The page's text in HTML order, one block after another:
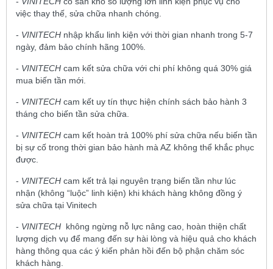
việc thay thế, sửa chữa nhanh chóng.
- VINITECH nhập khẩu linh kiện với thời gian nhanh trong 5-7
ngày, đảm bảo chính hãng 100%.
- VINITECH cam kết sửa chữa với chi phí không quá 30% giá
mua biến tần mới.
- VINITECH cam kết uy tín thực hiện chính sách bảo hành 3
tháng cho biến tần sửa chữa.
- VINITECH cam kết hoàn trả 100% phí sửa chữa nếu biến tần
bị sự cố trong thời gian bảo hành mà AZ không thể khắc phục
được.
- VINITECH cam kết trả lại nguyên trạng biến tần như lúc
nhận (không “luộc” linh kiện) khi khách hàng không đồng ý
sửa chữa tại Vinitech
- VINITECH không ngừng nỗ lực nâng cao, hoàn thiện chất
lượng dịch vụ để mang đến sự hài lòng và hiệu quả cho khách
hàng thông qua các ý kiến phản hồi đến bộ phận chăm sóc
khách hàng.